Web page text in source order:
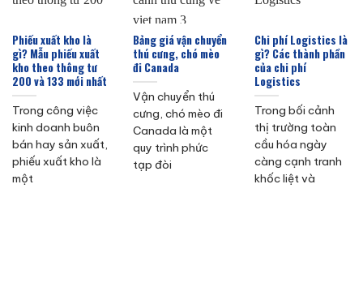
Phiếu xuất kho là
gì? Mẫu phiếu xuất
kho theo thông tư
200 và 133 mới nhất
Trong công việc
kinh doanh buôn
bán hay sản xuất,
phiếu xuất kho là
một
Bảng giá vận chuyển
thú cưng, chó mèo
đi Canada
Vận chuyển thú
cưng, chó mèo đi
Canada là một
quy trình phức
tạp đòi
Chi phí Logistics là
gì? Các thành phần
của chi phí
Logistics
Trong bối cảnh
thị trường toàn
cầu hóa ngày
càng cạnh tranh
khốc liệt và